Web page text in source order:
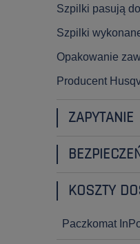
Szpilki pasują
Szpilki
Opakowanie
Producent
ZAPYTANIE
KOSZTY
Paczkomat